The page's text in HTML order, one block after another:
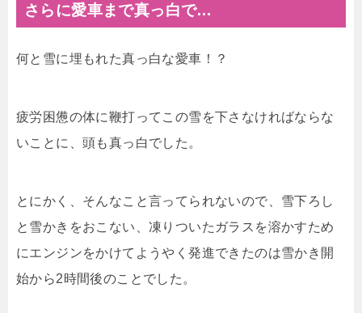
さらに愛車まで真っ白で…
何と雪に埋もれた真っ白な愛車！？
疲労困憊の体に鞭打ってこの雪を下さなければならな
いことに、頭も真っ白でした。
とにかく、そんなこと言ってられないので、雪下ろし
と雪かきをおこない、凍りついたガラスを溶かすため
にエンジンをかけてようやく発進できたのは雪かき開
始から2時間後のことでした。